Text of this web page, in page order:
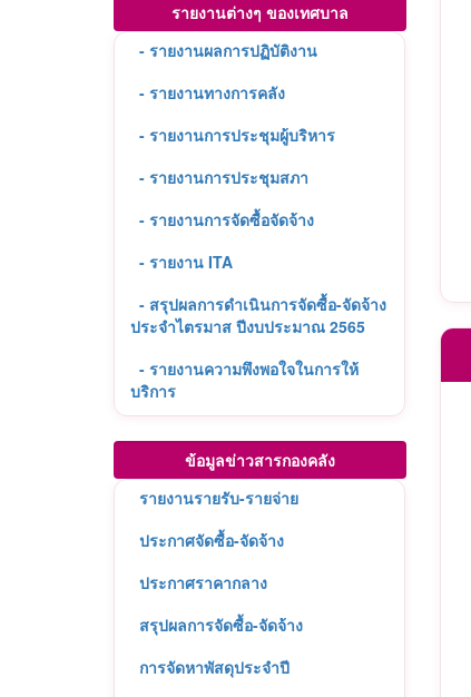
รายงานต่างๆ ของเทศบาล
- รายงานผลการปฏิบัติงาน
- รายงานทางการคลัง
- รายงานการประชุมผู้บริหาร
- รายงานการประชุมสภา
- รายงานการจัดซื้อจัดจ้าง
- รายงาน ITA
- สรุปผลการดำเนินการจัดซื้อ-จัดจ้าง
ประจำไตรมาส ปีงบประมาณ 2565
- รายงานความพึงพอใจในการให้
บริการ
ข้อมูลข่าวสารกองคลัง
รายงานรายรับ-รายจ่าย
ประกาศจัดซื้อ-จัดจ้าง
ประกาศราคากลาง
สรุปผลการจัดซื้อ-จัดจ้าง
การจัดหาพัสดุประจำปี